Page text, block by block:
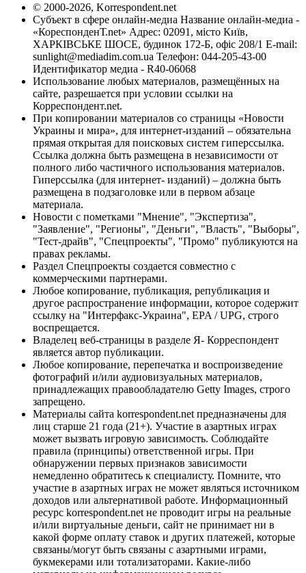
© 2000-2026, Korrespondent.net
Субъект в сфере онлайн-медиа Название онлайн-медиа -
«КореспонденТ.net» Адрес: 02091, місто Київ,
ХАРКІВСЬКЕ ШОСЕ, будинок 172-Б, офіс 208/1 E-mail:
sunlight@mediadim.com.ua Телефон: 044-205-43-00
Идентификатор медиа - R40-06068
Использование любых материалов, размещённых на
сайте, разрешается при условии ссылки на
Корреспондент.net.
При копировании материалов со страницы «Новости
Украины и мира», для интернет-изданий – обязательна
прямая открытая для поисковых систем гиперссылка.
Ссылка должна быть размещена в независимости от
полного либо частичного использования материалов.
Гиперссылка (для интернет- изданий) – должна быть
размещена в подзаголовке или в первом абзаце
материала.
Новости с пометками "Мнение", "Экспертиза",
"Заявление", "Регионы", "Деньги", "Власть", "Выборы",
"Тест-драйв", "Спецпроекты", "Промо" публикуются на
правах рекламы.
Раздел Спецпроекты создается совместно с
коммерческими партнерами.
Любое копирование, публикация, републикация и
другое распространение информации, которое содержит
ссылку на "Интерфакс-Украина", EPA / UPG, строго
воспрещается.
Владелец веб-страницы в разделе Я- Корреспондент
является автор публикации.
Любое копирование, перепечатка и воспроизведение
фотографий и/или аудиовизуальных материалов,
принадлежащих правообладателю Getty Images, строго
запрещено.
Материалы сайта korrespondent.net предназначены для
лиц старше 21 года (21+). Участие в азартных играх
может вызвать игровую зависимость. Соблюдайте
правила (принципы) ответственной игры. При
обнаружении первых признаков зависимости
немедленно обратитесь к специалисту. Помните, что
участие в азартных играх не может являться источником
доходов или альтернативой работе. Информационный
ресурс korrespondent.net не проводит игры на реальные
и/или виртуальные деньги, сайт не принимает ни в
какой форме оплату ставок и других платежей, которые
связаны/могут быть связаны с азартными играми,
букмекерами или тотализаторами. Какие-либо